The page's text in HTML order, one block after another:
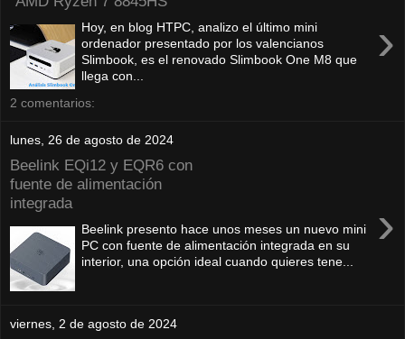
›
Hoy, en blog HTPC, analizo el último mini
ordenador presentado por los valencianos
Slimbook, es el renovado Slimbook One M8 que
llega con...
2 comentarios:
lunes, 26 de agosto de 2024
Beelink EQi12 y EQR6 con
fuente de alimentación
integrada
›
Beelink presento hace unos meses un nuevo mini
PC con fuente de alimentación integrada en su
interior, una opción ideal cuando quieres tene...
viernes, 2 de agosto de 2024